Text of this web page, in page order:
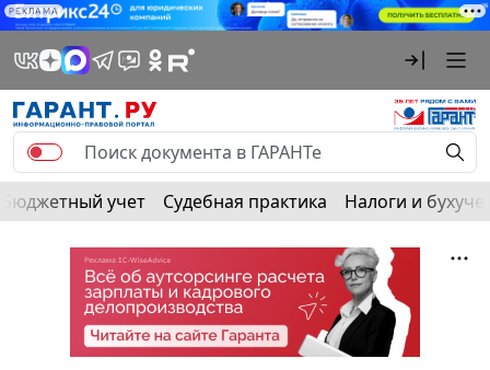
РЕКЛАМА
Бюджетный учет Судебная практика Налоги и